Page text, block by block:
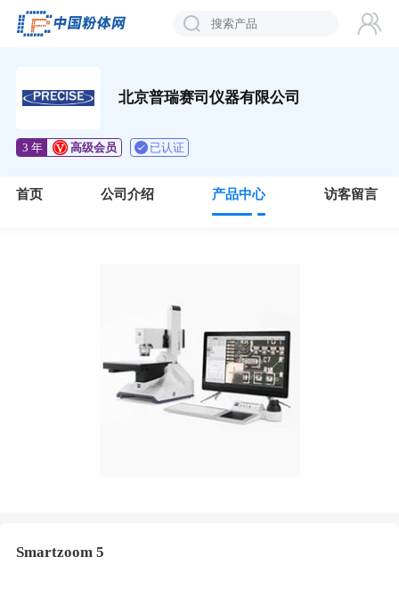
北京普瑞赛司仪器有限公司
3 年 高级会员 已认证
首页 公司介绍 产品中心 访客留言
Smartzoom 5